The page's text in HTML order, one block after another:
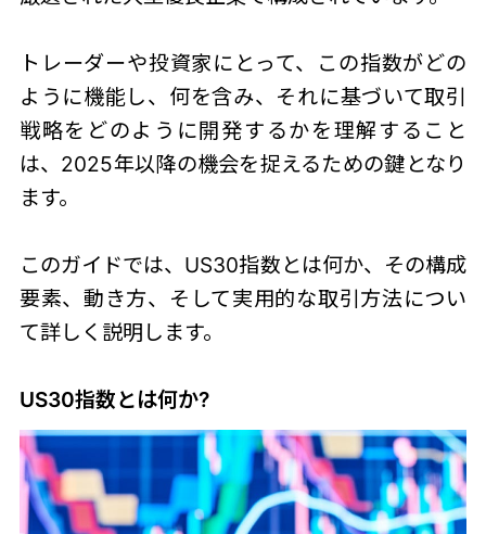
トレーダーや投資家にとって、この指数がどの
ように機能し、何を含み、それに基づいて取引
戦略をどのように開発するかを理解すること
は、2025年以降の機会を捉えるための鍵となり
ます。
このガイドでは、 US30指数 とは何か、その構成
要素、動き方、そして実用的な取引方法につい
て詳しく説明します。
US30指数とは何か?